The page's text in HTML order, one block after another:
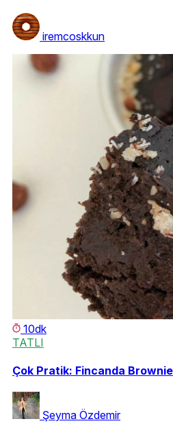
iremcoskkun
10dk
TATLI
Çok Pratik: Fincanda Brownie
Şeyma Özdemir